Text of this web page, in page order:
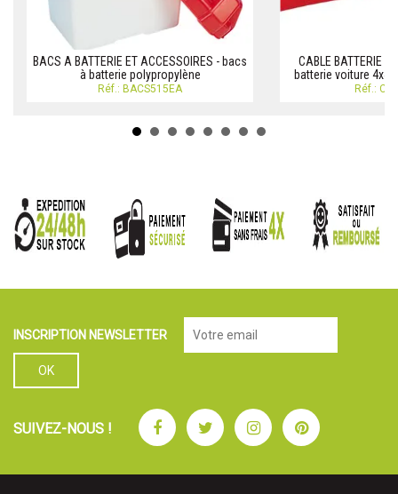
BACS A BATTERIE ET ACCESSOIRES - bacs
à batterie polypropylène
Réf.: BACS515EA
CABLE BATTERIE
batterie voiture 4x4
Réf.:
INSCRIPTION NEWSLETTER
SUIVEZ-NOUS ! FacebookTwitterInstagramPinterest